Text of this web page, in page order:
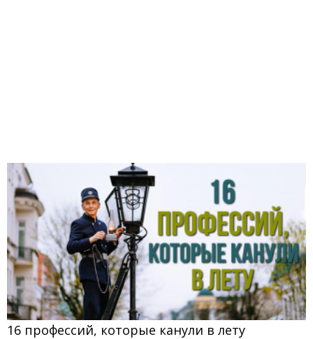
16 профессий, которые канули в лету